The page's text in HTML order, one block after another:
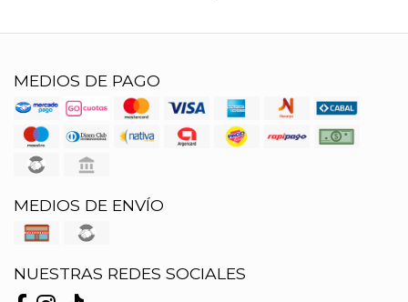
MEDIOS DE PAGO
MEDIOS DE ENVÍO
NUESTRAS REDES SOCIALES